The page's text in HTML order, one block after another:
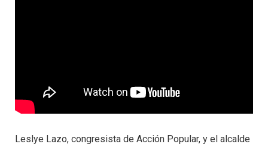
Leslye Lazo, congresista de Acción Popular, y el alcalde